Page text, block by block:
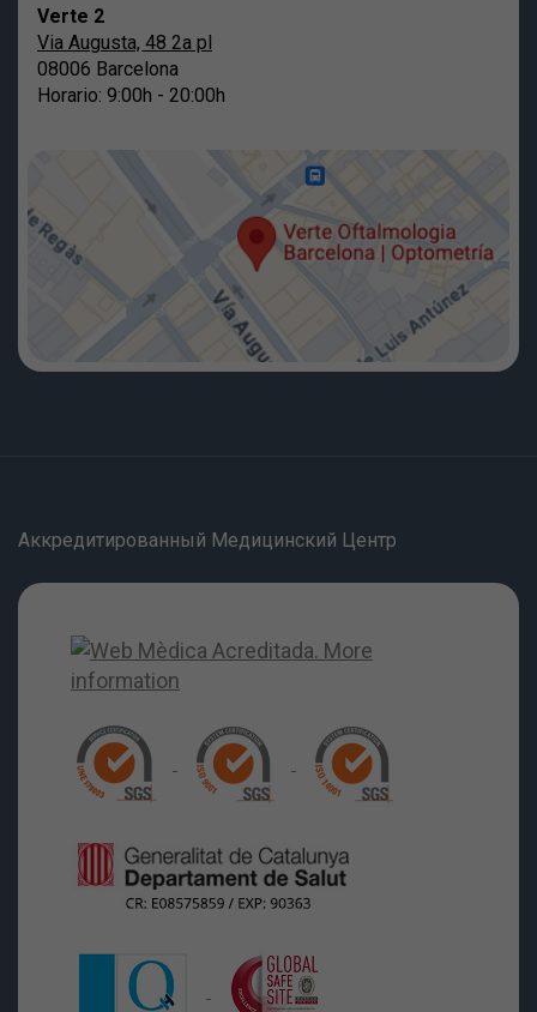
Verte 2
Via Augusta, 48 2a pl
08006 Barcelona
Horario: 9:00h - 20:00h
Аккредитированный Медицинский Центр